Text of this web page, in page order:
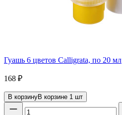
Гуашь 6 цветов Calligrata, по 20 мл
168 ₽
В корзинуВ корзине 1 шт